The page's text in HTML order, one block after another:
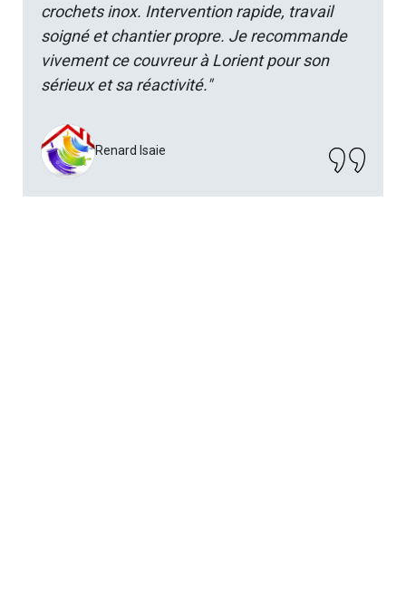
crochets inox. Intervention rapide, travail
soigné et chantier propre. Je recommande
vivement ce couvreur à Lorient pour son
sérieux et sa réactivité."
Renard Isaie